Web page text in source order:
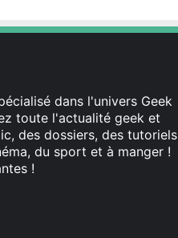
dans l'univers Geek
toute l'actualité geek et
des dossiers, des tutoriels
du sport et à manger !
!